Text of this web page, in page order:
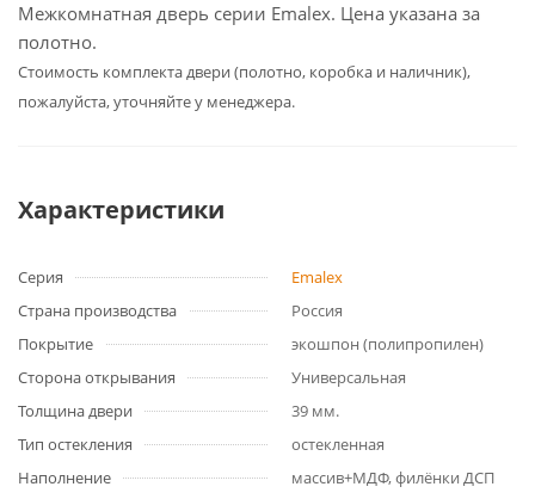
Межкомнатная дверь серии Emalex. Цена указана за
полотно.
Cтоимость комплекта двери (полотно, коробка и наличник),
пожалуйста, уточняйте у менеджера.
Характеристики
Серия
Emalex
Страна производства
Россия
Покрытие
экошпон (полипропилен)
Сторона открывания
Универсальная
Толщина двери
39 мм.
Тип остекления
остекленная
Наполнение
массив+МДФ, филёнки ДСП